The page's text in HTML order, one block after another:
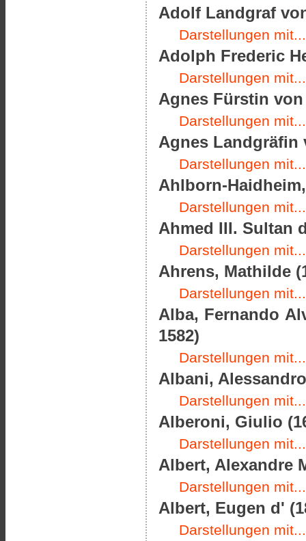
Adolf Landgraf
Darstellungen mit...
Adolph Frederic
Darstellungen mit...
Agnes Fürstin von
Darstellungen mit...
Agnes Landgräfin
Darstellungen mit...
Ahlborn-
Darstellungen mit...
Ahmed III. Sultan
Darstellungen mit...
Ahrens, Mathilde
Darstellungen mit...
Alba, Fernando
1582)
Darstellungen mit...
Albani,
Darstellungen mit...
Alberoni, Giulio
Darstellungen mit...
Albert, Alexandre
Darstellungen mit...
Albert, Eugen d'
Darstellungen mit...